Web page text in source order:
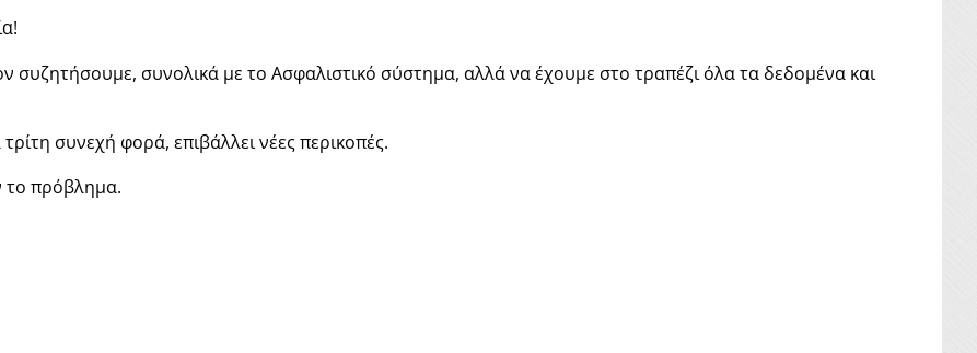
συζητήσουμε, συνολικά με το Ασφαλιστικό σύστημα, αλλά να έχουμε στο τραπέζι όλα τα δεδομένα και
συνεχή φορά, επιβάλλει νέες περικοπές.
το πρόβλημα.